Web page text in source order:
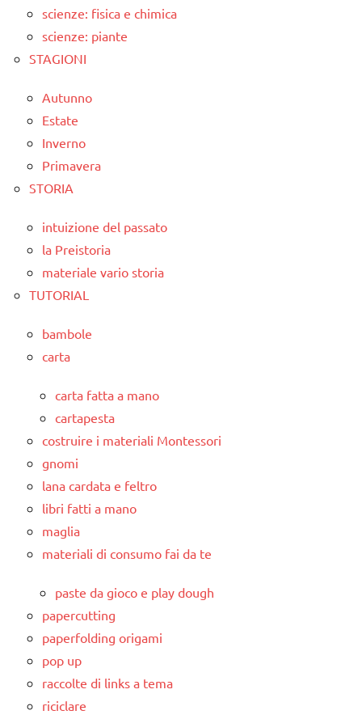
scienze: fisica e chimica
scienze: piante
STAGIONI
Autunno
Estate
Inverno
Primavera
STORIA
intuizione del passato
la Preistoria
materiale vario storia
TUTORIAL
bambole
carta
carta fatta a mano
cartapesta
costruire i materiali Montessori
gnomi
lana cardata e feltro
libri fatti a mano
maglia
materiali di consumo fai da te
paste da gioco e play dough
papercutting
paperfolding origami
pop up
raccolte di links a tema
riciclare